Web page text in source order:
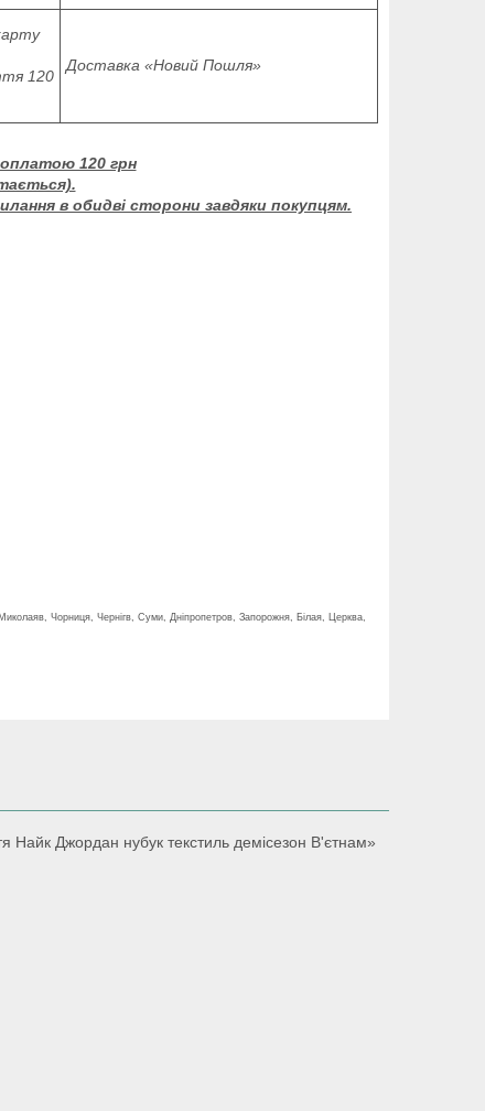
120
Доставка «Новий Пошля»
120 грн
в обидві сторони завдяки покупцям.
Чорниця, Чернігв, Суми, Дніпропетров, Запорожня, Білая, Церква,
Найк Джордан нубук текстиль демісезон В'єтнам»